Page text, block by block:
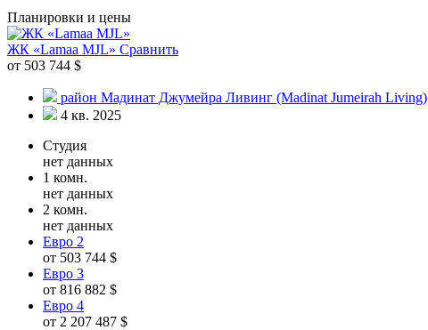
Планировки и цены
ЖК «Lamaa MJL» Сравнить
от 503 744 $
район Мадинат Джумейра Ливинг (Madinat Jumeirah Living)
4 кв. 2025
Студия
нет данных
1 комн.
нет данных
2 комн.
нет данных
Евро 2
от 503 744 $
Евро 3
от 816 882 $
Евро 4
от 2 207 487 $